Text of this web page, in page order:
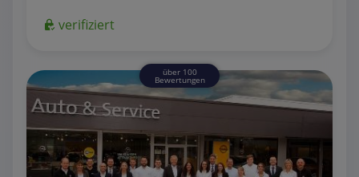
verifiziert
über 100
Bewertungen